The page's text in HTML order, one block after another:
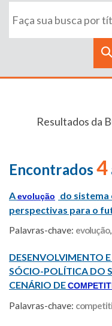
Resultados da
Encontrados 4
Aevolução
do
perspectivas para o
Palavras-chave: evolução,
DESENVOLVIMENTO
SÓCIO-POLÍTICA DO
CENÁRIO DE
Palavras-chave: